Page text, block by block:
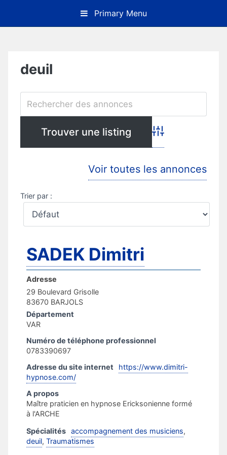
content
Primary Menu
deuil
Advanced Search
Voir toutes les annonces
Trier par :
SADEK Dimitri
Adresse
29 Boulevard Grisolle
83670 BARJOLS
Département
VAR
Numéro de téléphone professionnel
0783390697
Adresse du site internet
https://www.dimitri-
hypnose.com/
A propos
Maître praticien en hypnose Ericksonienne formé
à l'ARCHE
Spécialités accompagnement des musiciens,
deuil, Traumatismes